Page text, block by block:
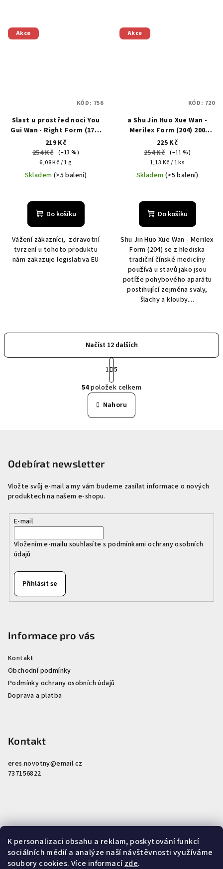
K personalizaci obsahu a reklam, poskytování funkcí
sociálních médií a analýze naší návštěvnosti využíváme
soubory cookies. Více informacízde.
Akce
Slast u prostřed noci You
Gui Wan - Right Form (172)
200 kuliček
219 Kč
254 Kč (–13 %)
Měrná
cena:
6,08 Kč / 1 g
Skladem (>5 balení)
Do košíku
Vážení zákazníci, zdravotní
tvrzení u tohoto produktu
nám zakazuje legislativa EU
KÓD: 756
Akce
a Shu Jin Huo Xue Wan -
Merilex Form (204) 200
kuliček
225 Kč
254 Kč (–11 %)
Měrná
cena:
1,13 Kč / 1 ks
Skladem (>5 balení)
hodnocení
produktu
z
5
hvězdiček.
Do košíku
Shu Jin Huo Xue Wan - Merilex
Form (204) se z hlediska
tradiční čínské medicíny
používá u stavů jako jsou
potíže pohybového aparátu
postihující zejména svaly,
šlachy a klouby....
KÓD: 720
O
v
l
á
r
y
ý
Načíst 12 dalších
S
t
r
á
n
k
o
1 5
54položek celkem
Nahoru
Odebírat newsletter
Vložte svůj e-mail a my vám budeme zasílat informace o nových
produktech na našem e-shopu.
E-mail
Vložením e-mailu souhlasíte s podmínkami ochrany osobních
údajů
Přihlásit se
Informace pro vás
Kontakt
Obchodní podmínky
Podmínky ochrany osobních údajů
Doprava a platba
Kontakt
eres.novotny@email.cz
737156822
Nákupní košík